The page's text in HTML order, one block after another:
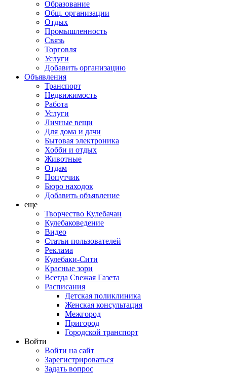
Образование
Общ. организации
Отдых
Промышленность
Связь
Торговля
Услуги
Добавить организацию
Объявления
Транспорт
Недвижимость
Работа
Услуги
Личные вещи
Для дома и дачи
Бытовая электроника
Хобби и отдых
Животные
Отдам
Попутчик
Бюро находок
Добавить объявление
еще
Творчество Кулебачан
Кулебаковедение
Видео
Статьи пользователей
Реклама
Кулебаки-Сити
Красные зори
Всегда Свежая Газета
Расписания
Детская поликлиника
Женская консультация
Межгород
Пригород
Городской транспорт
Войти
Войти на сайт
Зарегистрироваться
Задать вопрос